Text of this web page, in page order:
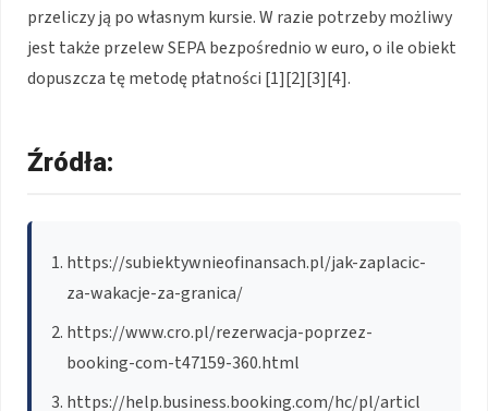
przeliczy ją po własnym kursie. W razie potrzeby możliwy
jest także przelew SEPA bezpośrednio w euro, o ile obiekt
dopuszcza tę metodę płatności [1][2][3][4].
Źródła:
https://subiektywnieofinansach.pl/jak-zaplacic-
za-wakacje-za-granica/
https://www.cro.pl/rezerwacja-poprzez-
booking-com-t47159-360.html
https://help.business.booking.com/hc/pl/articl